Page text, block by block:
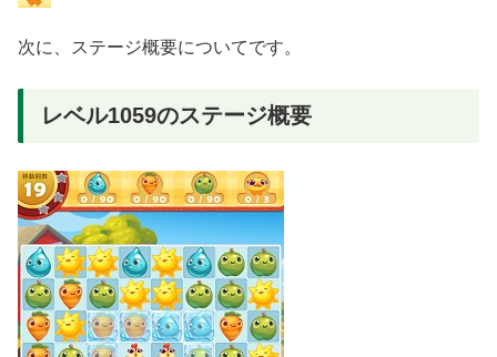
次に、ステージ概要についてです。
レベル1059のステージ概要